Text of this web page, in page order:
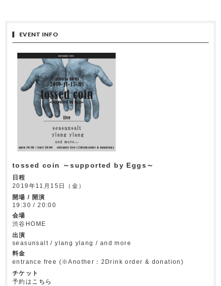
EVENT INFO
tossed coin ～supported by Eggs～
日程
2019年11月15日（金）
開場 / 開演
19:30 / 20:00
会場
渋谷HOME
出演
seasunsalt / ylang ylang / and more
料金
entrance free (※Another：2Drink order & donation)
チケット
予約は こちら